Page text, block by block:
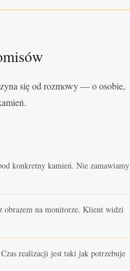
się od rozmowy — o osobie,
konkretny kamień. Nie zamawiamy
na monitorze. Klient widzi
realizacji jest taki jak potrzebuje